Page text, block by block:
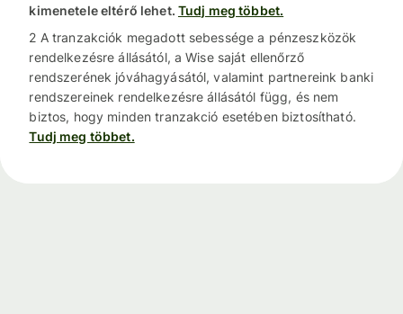
kimenetele eltérő lehet. Tudj meg többet.
2 A tranzakciók megadott sebessége a pénzeszközök
rendelkezésre állásától, a Wise saját ellenőrző
rendszerének jóváhagyásától, valamint partnereink banki
rendszereinek rendelkezésre állásától függ, és nem
biztos, hogy minden tranzakció esetében biztosítható.
Tudj meg többet.